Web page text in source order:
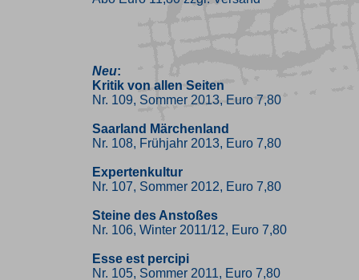
Neu:
Kritik von allen Seiten
Nr. 109, Sommer 2013, Euro 7,80
Saarland Märchenland
Nr. 108, Frühjahr 2013, Euro 7,80
Expertenkultur
Nr. 107, Sommer 2012, Euro 7,80
Steine des Anstoßes
Nr. 106, Winter 2011/12, Euro 7,80
Esse est percipi
Nr. 105, Sommer 2011, Euro 7,80